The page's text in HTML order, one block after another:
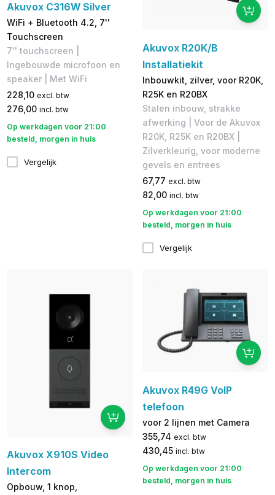
Akuvox C316W Silver
WiFi + Bluetooth 4.2, 7''
Touchscreen
7'' touchscreen |
Ingebouwde microfoon en
speaker | Met WiFi
228,10 excl. btw
276,00 incl. btw
Op werkdagen voor 21:00
besteld, morgen in huis
Vergelijk
Akuvox R20K/B
Installatiekit
Inbouwkit, zilver, voor R20K,
R25K en R20BX
Stalen inbouw, strakke
afwerking | Voor de Akuvox
R20K, R25K en R20BX |
Zilverkleurig, voor moderne
gevels en entrees
67,77 excl. btw
82,00 incl. btw
Op werkdagen voor 21:00
besteld, morgen in huis
Vergelijk
Akuvox X910S Video
Intercom
Opbouw, 1 knop,
Akuvox R49G VoIP
telefoon
voor 2 lijnen met Camera
355,74 excl. btw
430,45 incl. btw
Op werkdagen voor 21:00
besteld, morgen in huis